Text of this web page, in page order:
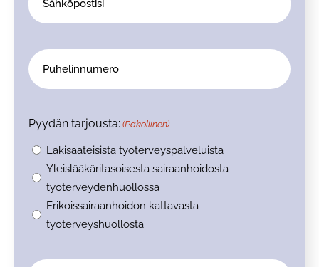
(Pakollinen)
Puhelinnumero
Pyydän tarjousta: (Pakollinen)
Lakisääteisistä työterveyspalveluista
Yleislääkäritasoisesta sairaanhoidosta
työterveydenhuollossa
Erikoissairaanhoidon kattavasta
työterveyshuollosta